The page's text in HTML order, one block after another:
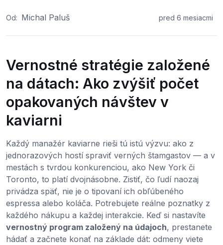
Od: Michal Paluš pred 6 mesiacmi
Vernostné stratégie založené
na dátach: Ako zvýšiť počet
opakovaných návštev v
kaviarni
Každý manažér kaviarne rieši tú istú výzvu: ako z
jednorazových hostí spraviť verných štamgastov — a v
mestách s tvrdou konkurenciou, ako New York či
Toronto, to platí dvojnásobne. Zistiť, čo ľudí naozaj
privádza späť, nie je o tipovaní ich obľúbeného
espressa alebo koláča. Potrebujete reálne poznatky z
každého nákupu a každej interakcie. Keď si nastavíte
vernostný program založený na údajoch, prestanete
hádať a začnete konať na základe dát: odmeny viete